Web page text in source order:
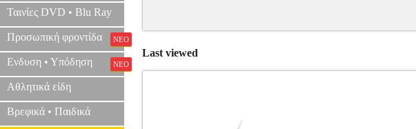
Ταινίες DVD • Blu Ray
Προσωπική φροντίδα ΝΕΟ
Ενδυση • Υπόδηση ΝΕΟ
Αθλητικά είδη
Βρεφικά • Παιδικά
Last viewed